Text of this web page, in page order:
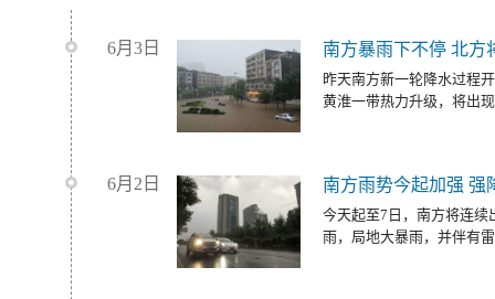
6月3日 南方暴雨下不停 北方
昨天南方新一轮降水过程
黄淮一带热力升级，将出
6月2日 南方雨势今起加强 强
今天起至7日，南方将连续
雨，局地大暴雨，并伴有